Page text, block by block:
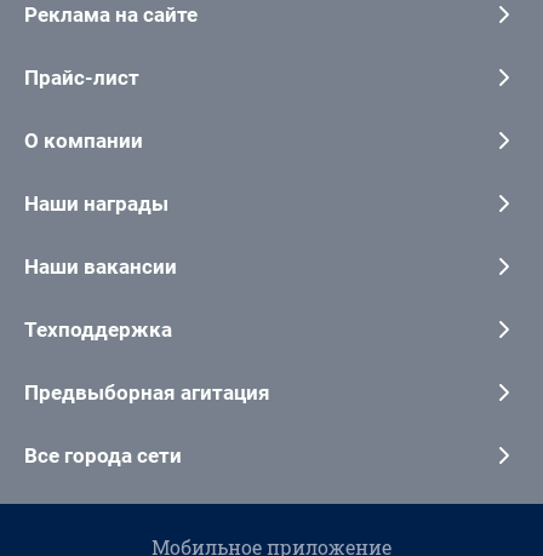
Реклама на сайте
Прайс-лист
О компании
Наши награды
Наши вакансии
Техподдержка
Предвыборная агитация
Все города сети
Мобильное приложение